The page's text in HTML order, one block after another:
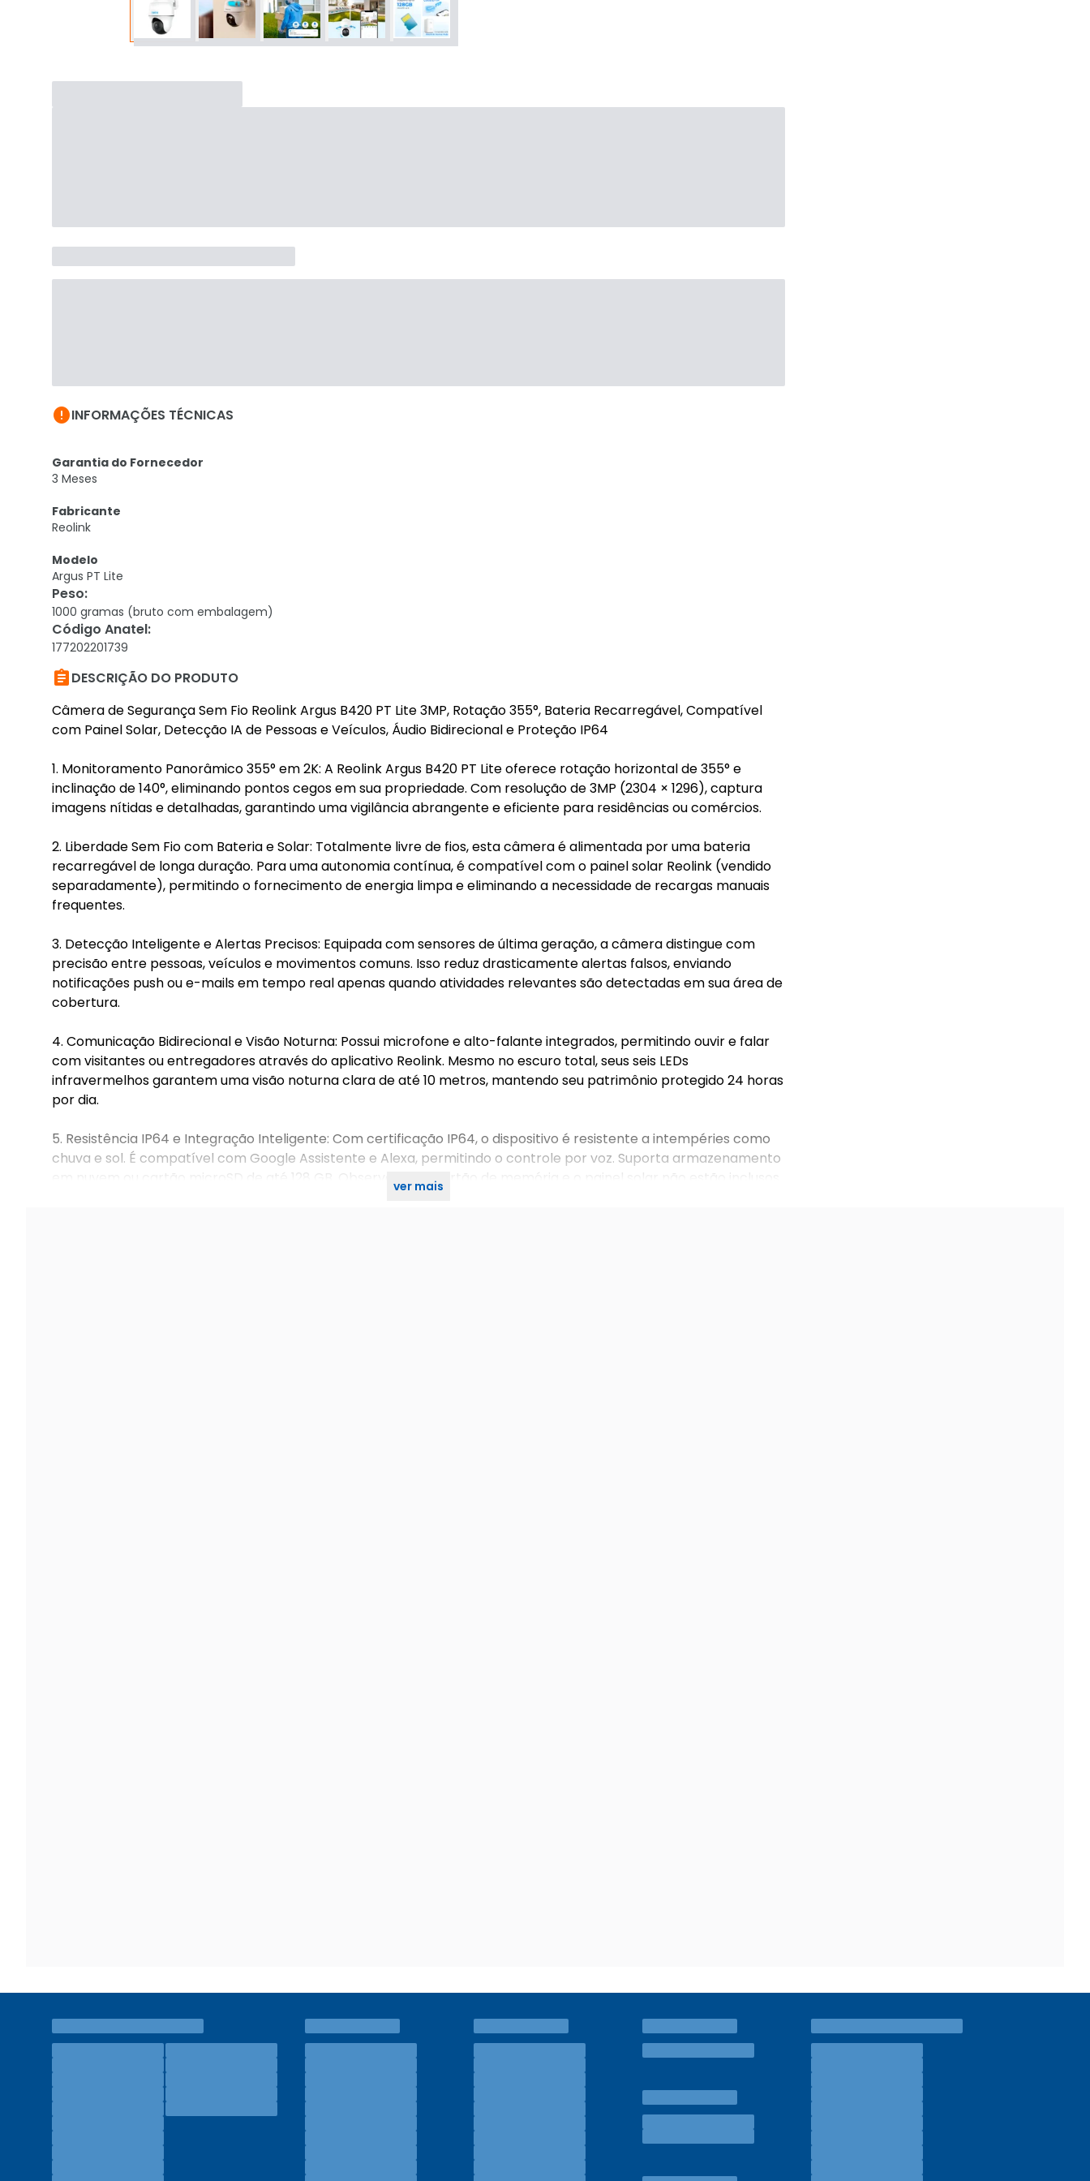
INFORMAÇÕES TÉCNICAS
Garantia do Fornecedor
3 Meses
Fabricante
Reolink
Modelo
Argus PT Lite
Peso:
1000 gramas (bruto com embalagem)
Código Anatel:
177202201739
DESCRIÇÃO DO PRODUTO
Câmera de Segurança Sem Fio Reolink Argus B420 PT Lite 3MP, Rotação 355°, Bateria Recarregável, Compatível
com Painel Solar, Detecção IA de Pessoas e Veículos, Áudio Bidirecional e Proteção IP64
1. Monitoramento Panorâmico 355° em 2K: A Reolink Argus B420 PT Lite oferece rotação horizontal de 355° e
inclinação de 140°, eliminando pontos cegos em sua propriedade. Com resolução de 3MP (2304 × 1296), captura
imagens nítidas e detalhadas, garantindo uma vigilância abrangente e eficiente para residências ou comércios.
2. Liberdade Sem Fio com Bateria e Solar: Totalmente livre de fios, esta câmera é alimentada por uma bateria
recarregável de longa duração. Para uma autonomia contínua, é compatível com o painel solar Reolink (vendido
separadamente), permitindo o fornecimento de energia limpa e eliminando a necessidade de recargas manuais
frequentes.
3. Detecção Inteligente e Alertas Precisos: Equipada com sensores de última geração, a câmera distingue com
precisão entre pessoas, veículos e movimentos comuns. Isso reduz drasticamente alertas falsos, enviando
notificações push ou e-mails em tempo real apenas quando atividades relevantes são detectadas em sua área de
cobertura.
4. Comunicação Bidirecional e Visão Noturna: Possui microfone e alto-falante integrados, permitindo ouvir e falar
com visitantes ou entregadores através do aplicativo Reolink. Mesmo no escuro total, seus seis LEDs
infravermelhos garantem uma visão noturna clara de até 10 metros, mantendo seu patrimônio protegido 24 horas
por dia.
5. Resistência IP64 e Integração Inteligente: Com certificação IP64, o dispositivo é resistente a intempéries como
chuva e sol. É compatível com Google Assistente e Alexa, permitindo o controle por voz. Suporta armazenamento
em nuvem ou cartão microSD de até 128 GB. Observação: o cartão de memória e o painel solar não estão inclusos.
ver mais